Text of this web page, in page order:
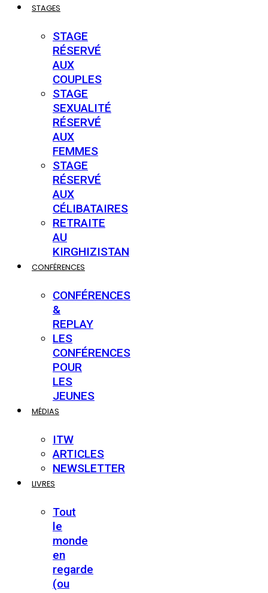
STAGES
STAGE
RÉSERVÉ
AUX
COUPLES
STAGE
SEXUALITÉ
RÉSERVÉ
AUX
FEMMES
STAGE
RÉSERVÉ
AUX
CÉLIBATAIRES
RETRAITE
AU
KIRGHIZISTAN
CONFÉRENCES
CONFÉRENCES
&
REPLAY
LES
CONFÉRENCES
POUR
LES
JEUNES
MÉDIAS
ITW
ARTICLES
NEWSLETTER
LIVRES
Tout
le
monde
en
regarde
(ou